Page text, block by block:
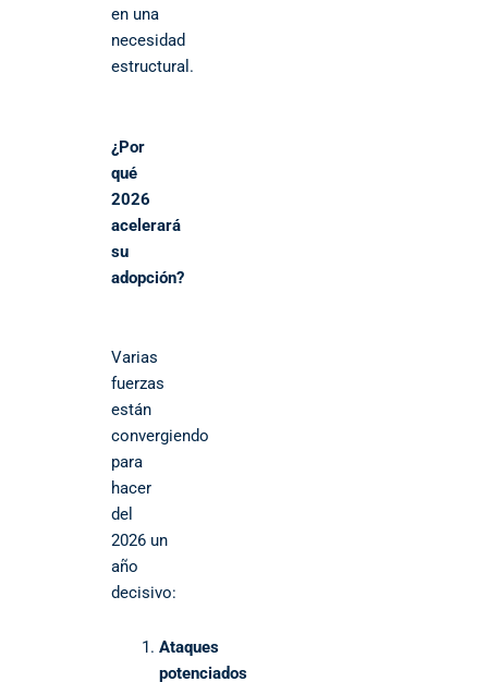
en una
necesidad
estructural.
¿Por
qué
2026
acelerará
su
adopción?
Varias
fuerzas
están
convergiendo
para
hacer
del
2026 un
año
decisivo:
Ataques
potenciados